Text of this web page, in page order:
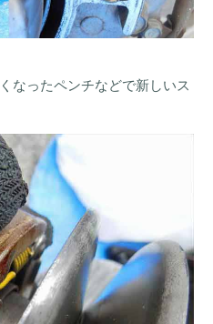
なったペンチなどで新しいス